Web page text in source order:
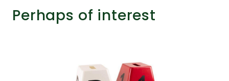
Perhaps of interest